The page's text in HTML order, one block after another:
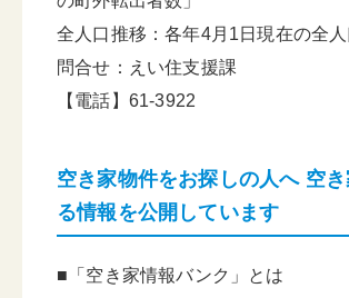
全人口推移：各年4月1日現在の全
問合せ：えい住支援課
【電話】61-3922
空き家物件をお探しの人へ 空
る情報を公開しています
■「空き家情報バンク」とは